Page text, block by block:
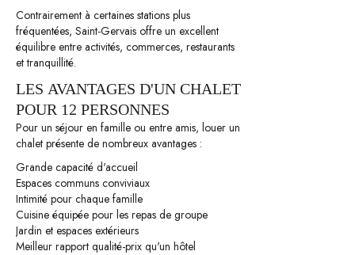
Contrairement à certaines stations plus
fréquentées, Saint-Gervais offre un excellent
équilibre entre activités, commerces, restaurants
et tranquillité.
LES AVANTAGES D'UN CHALET
POUR 12 PERSONNES
Pour un séjour en famille ou entre amis, louer un
chalet présente de nombreux avantages :
Grande capacité d'accueil
Espaces communs conviviaux
Intimité pour chaque famille
Cuisine équipée pour les repas de groupe
Jardin et espaces extérieurs
Meilleur rapport qualité-prix qu'un hôtel